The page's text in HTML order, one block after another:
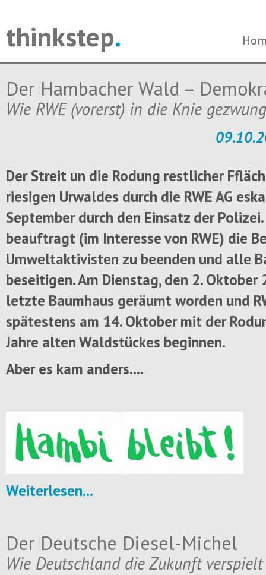
thinkstep.
Der Hambacher Wald –
Wie RWE (vorerst) in die Knie
Der Streit un die Rodung restlicher
riesigen Urwaldes durch die RWE AG
September durch den Einsatz der
beauftragt (im Interesse von RWE) die
Umweltaktivisten zu beenden und alle
beseitigen. Am Dienstag, den 2. Oktober
letzte Baumhaus geräumt worden und
spätestens am 14. Oktober mit der
Jahre alten Waldstückes beginnen.
Aber es kam anders....
Weiterlesen...
Der Deutsche Diesel-Michel
Wie Deutschland die Zukunft verspielt